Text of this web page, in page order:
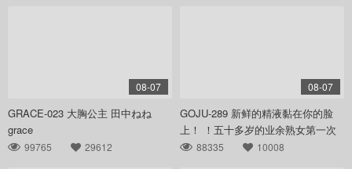
08-07
GRACE-023 大胸公主 田中ねね
grace
99765 29612
08-07
GOJU-289 新鲜的精液黏在你的脸
上！ ！五十多岁的业余熟女第一次
观看男人自慰时，毫无预警地突然
88335 10008